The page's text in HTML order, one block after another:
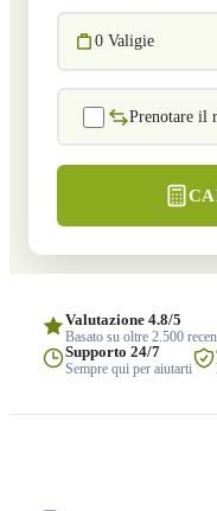
0 Valigie
Prenotare il
Valutazione 4.8/5
Basato su oltre 2.500
Supporto 24/7
Sempre qui per aiutarti